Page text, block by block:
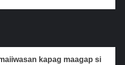
kapag maagap si